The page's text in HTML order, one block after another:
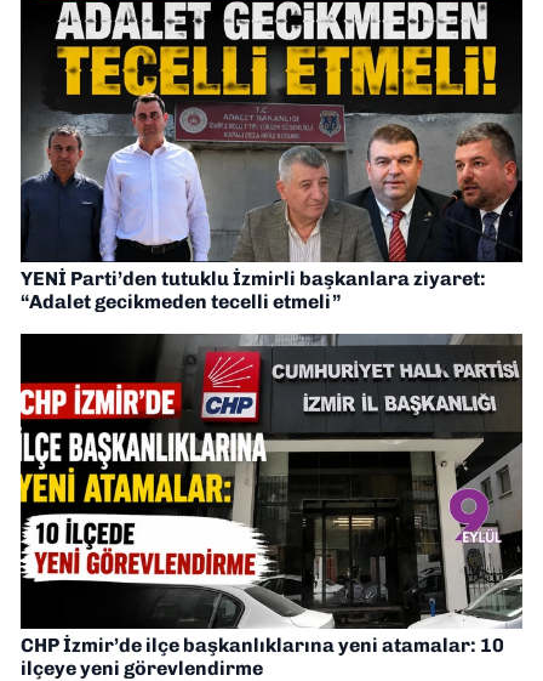
YENİ Parti’den tutuklu İzmirli başkanlara ziyaret:
“Adalet gecikmeden tecelli etmeli”
CHP İzmir’de ilçe başkanlıklarına yeni atamalar: 10
ilçeye yeni görevlendirme